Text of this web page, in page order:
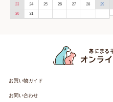
23 24 25 26 27 28 29
30 31
お買い物ガイド
お問い合わせ